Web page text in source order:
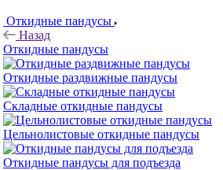
Откидные пандусы
Назад
Откидные пандусы
Откидные раздвижные пандусы
Складные откидные пандусы
Цельнолистовые откидные пандусы
Откидные пандусы для подъезда